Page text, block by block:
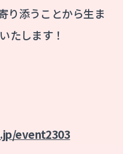
り添うことから生ま
たします！
event2303